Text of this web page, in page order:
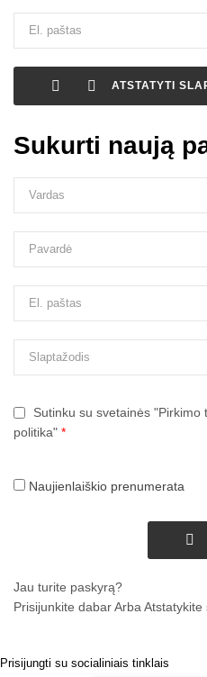
  ATSTATYTI
Sukurti naują
Sutinku su svetainės "Pirkimo
politika" *
Naujienlaiškio prenumerata

Jau turite paskyrą?
Prisijunkite dabarArbaAtstatykite
Prisijungti su socialiniais tinklais